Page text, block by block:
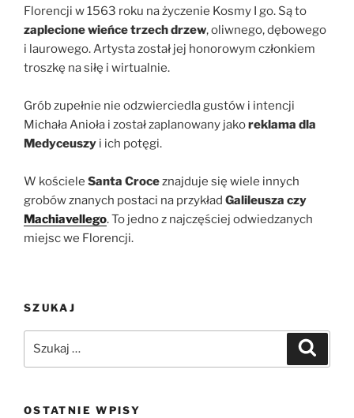
Florencji w 1563 roku na życzenie Kosmy I go. Są to
zaplecione wieńce trzech drzew, oliwnego, dębowego
i laurowego. Artysta został jej honorowym członkiem
troszkę na siłę i wirtualnie.
Grób zupełnie nie odzwierciedla gustów i intencji
Michała Anioła i został zaplanowany jakoreklama dla
Medyceuszy i ich potęgi.
W kościele Santa Croceznajduje się wiele innych
grobów znanych postaci na przykład Galileusza czy
Machiavellego. To jedno z najczęściej odwiedzanych
miejsc we Florencji.
SZUKAJ
OSTATNIE WPISY